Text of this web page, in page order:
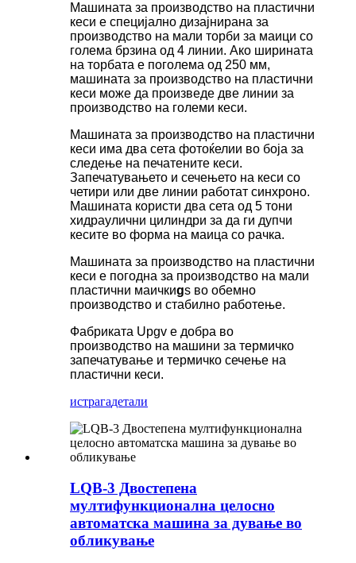
Машината за производство на пластични
кеси е специјално дизајнирана за
производство на мали торби за маици со
голема брзина од 4 линии. Ако ширината
на торбата е поголема од 250 мм,
машината за производство на пластични
кеси може да произведе две линии за
производство на големи кеси.
Машината за производство на пластични
кеси има два сета фотоќелии во боја за
следење на печатените кеси.
Запечатувањето и сечењето на кеси со
четири или две линии работат синхроно.
Машината користи два сета од 5 тони
хидраулични цилиндри за да ги дупчи
кесите во форма на маица со рачка.
Машината за производство на пластични
кеси е погодна за производство на мали
пластични маичкиgs во обемно
производство и стабилно работење.
Фабриката Upgv е добра во
производство на машини за термичко
запечатување и термичко сечење на
пластични кеси.
истрагадетали
LQB-3 Двостепена
мултифункционална целосно
автоматска машина за дување во
обликување